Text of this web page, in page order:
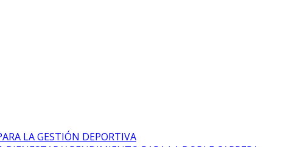
LA GESTIÓN DEPORTIVA